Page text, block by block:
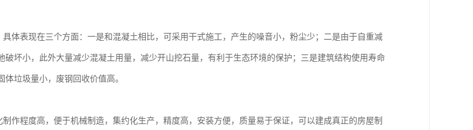
体表现在三个方面：一是和混凝土相比，可采用干式施工，产生的噪音小，粉尘少；二是由于自重减
破坏小，此外大量减少混凝土用量，减少开山挖石量，有利于生态环境的保护；三是建筑结构使用寿命
垃圾量小，废钢回收价值高。
作程度高，便于机械制造，集约化生产，精度高，安装方便，质量易于保证，可以建成真正的房屋制